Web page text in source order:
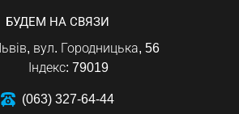
БУДЕМ НА СВЯЗИ
вул. Городницька, 56
Індекс: 79019
(063) 327-64-44